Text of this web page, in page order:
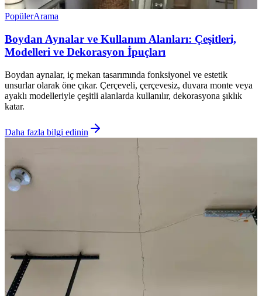
PopülerArama
Boydan Aynalar ve Kullanım Alanları: Çeşitleri,
Modelleri ve Dekorasyon İpuçları
Boydan aynalar, iç mekan tasarımında fonksiyonel ve estetik
unsurlar olarak öne çıkar. Çerçeveli, çerçevesiz, duvara monte veya
ayaklı modelleriyle çeşitli alanlarda kullanılır, dekorasyona şıklık
katar.
Daha fazla bilgi edinin